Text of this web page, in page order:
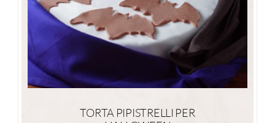
TORTA PIPISTRELLI PER